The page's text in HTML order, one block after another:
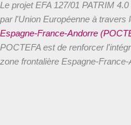
Le projet EFA 127/01 PATRIM
par l'Union Européenne à travers
Espagne-France-Andorre
POCTEFA est de renforcer
zone frontalière Espagne-France-